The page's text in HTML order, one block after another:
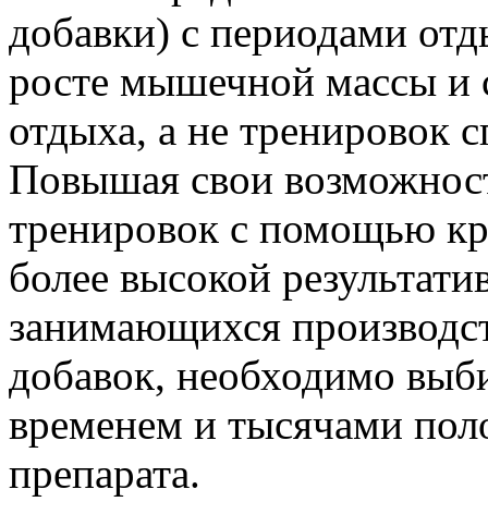
добавки) с периодами
росте мышечной массы и
отдыха, а не тренировок
Повышая свои
тренировок с помощью
более высокой
занимающихся
добавок, необходимо
временем и тысячами
препарата.